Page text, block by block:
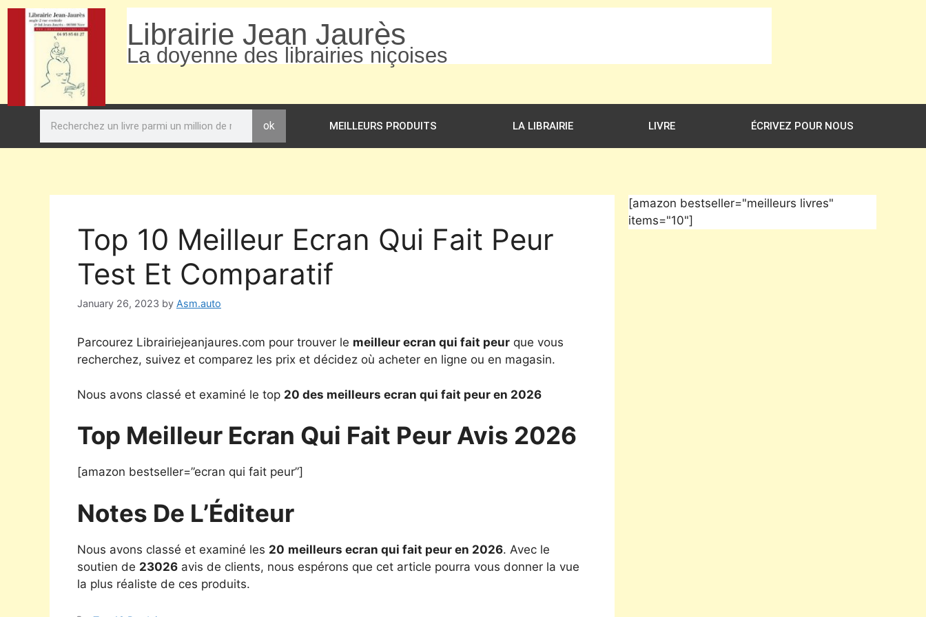
Librairie Jean Jaurès
La doyenne des librairies niçoises
ok MEILLEURS PRODUITS LA LIBRAIRIE LIVRE ÉCRIVEZ POUR NOUS
Top 10 Meilleur Ecran Qui Fait Peur
Test Et Comparatif
January 26, 2023 by Asm.auto
Parcourez Librairiejeanjaures.com pour trouver le meilleur ecran qui fait peur que vous
recherchez, suivez et comparez les prix et décidez où acheter en ligne ou en magasin.
Nous avons classé et examiné le top 20 des meilleurs ecran qui fait peur en 2026
Top Meilleur Ecran Qui Fait Peur Avis 2026
[amazon bestseller=”ecran qui fait peur”]
Notes De L’Éditeur
Nous avons classé et examiné les 20 meilleurs ecran qui fait peur en 2026. Avec le
soutien de 23026 avis de clients, nous espérons que cet article pourra vous donner la vue
la plus réaliste de ces produits.
[amazon bestseller="meilleurs livres"
items="10"]